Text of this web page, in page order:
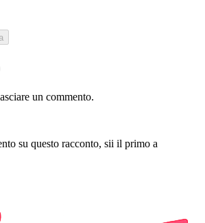
un commento.
su questo racconto, sii il primo a